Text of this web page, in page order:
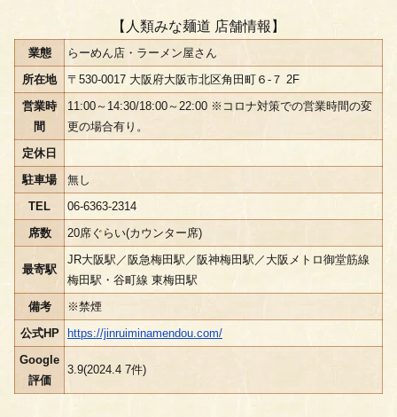
【人類みな麺道 店舗情報】
業態
らーめん店・ラーメン屋さん
所在地
〒530-0017 大阪府大阪市北区角田町６-７ 2F
営業時
間
11:00～14:30/18:00～22:00 ※コロナ対策での営業時間の変
更の場合有り。
定休日
駐車場
無し
TEL
06-6363-2314
席数
20席ぐらい(カウンター席)
最寄駅
JR大阪駅／阪急梅田駅／阪神梅田駅／大阪メトロ御堂筋線
梅田駅・谷町線 東梅田駅
備考
※禁煙
公式HP
https://jinruiminamendou.com/
Google
評価
3.9(2024.4 7件)